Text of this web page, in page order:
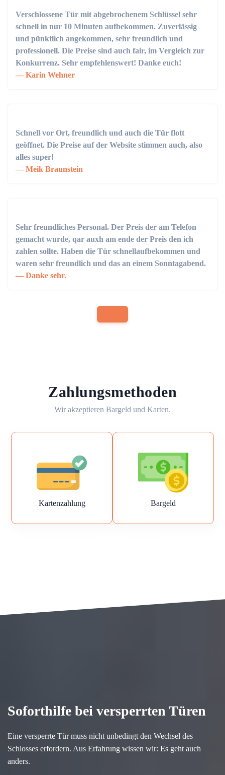
Verschlossene Tür mit abgebrochenem Schlüssel sehr
schnell in nur 10 Minuten aufbekommen. Zuverlässig
und pünktlich angekommen, sehr freundlich und
professionell. Die Preise sind auch fair, im Vergleich zur
Konkurrenz. Sehr empfehlenswert! Danke euch!
Karin Wehner
Schnell vor Ort, freundlich und auch die Tür flott
geöffnet. Die Preise auf der Website stimmen auch, also
alles super!
Meik Braunstein
Sehr freundliches Personal. Der Preis der am Telefon
gemacht wurde, qar auxh am ende der Preis den ich
zahlen sollte. Haben die Tür schnellaufbekommen und
waren sehr freundlich und das an einem Sonntagabend.
Danke sehr.
Zahlungsmethoden
Wir akzeptieren Bargeld und Karten.
Kartenzahlung Bargeld
Soforthilfe bei versperrten Türen
Eine versperrte Tür muss nicht unbedingt den Wechsel des
Schlosses erfordern. Aus Erfahrung wissen wir: Es geht auch
anders.